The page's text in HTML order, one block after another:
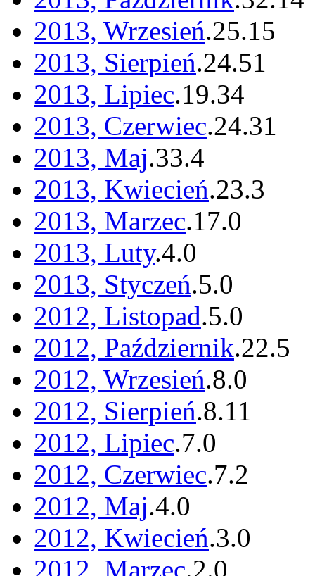
2013, Wrzesień.25.15
2013, Sierpień.24.51
2013, Lipiec.19.34
2013, Czerwiec.24.31
2013, Maj.33.4
2013, Kwiecień.23.3
2013, Marzec.17.0
2013, Luty.4.0
2013, Styczeń.5.0
2012, Listopad.5.0
2012, Październik.22.5
2012, Wrzesień.8.0
2012, Sierpień.8.11
2012, Lipiec.7.0
2012, Czerwiec.7.2
2012, Maj.4.0
2012, Kwiecień.3.0
2012, Marzec.2.0